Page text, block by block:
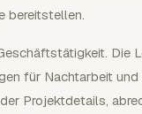
bereitstellen.
Die
für Nachtarbeit
Projektdetails,